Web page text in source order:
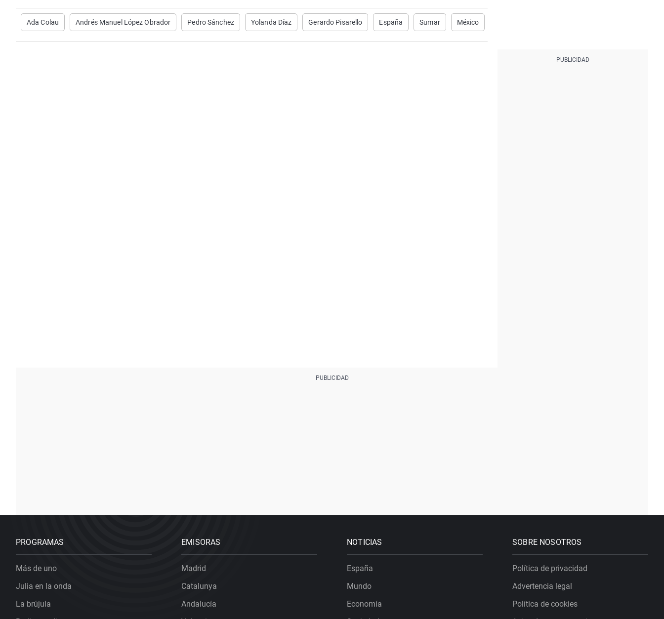
Ada Colau Andrés Manuel López Obrador Pedro Sánchez Yolanda Díaz Gerardo Pisarello España Sumar México
PROGRAMAS
Más de uno
Julia en la onda
La brújula
EMISORAS
Madrid
Catalunya
Andalucía
NOTICIAS
España
Mundo
Economía
SOBRE NOSOTROS
Política de privacidad
Advertencia legal
Política de cookies